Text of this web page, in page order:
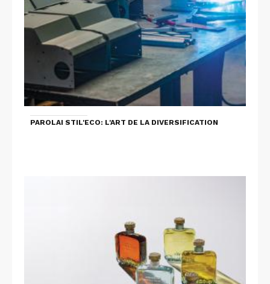
PAROLAI STIL'ECO: L'ART DE LA DIVERSIFICATION